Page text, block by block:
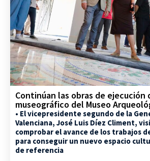
Continúan las obras de
museográfico del Museo
• El vicepresidente segundo de la
Valenciana, José Luis Díez Climent,
comprobar el avance de los trabajos
para conseguir un nuevo espacio
de referencia